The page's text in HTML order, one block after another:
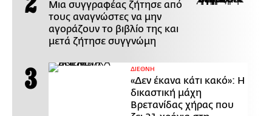
Μια συγγραφέας ζήτησε από
τους αναγνώστες να μην
αγοράζουν το βιβλίο της και
μετά ζήτησε συγγνώμη
ΔΙΕΘΝΗ
«Δεν έκανα κάτι κακό»: Η
δικαστική μάχη
Βρετανίδας χήρας που